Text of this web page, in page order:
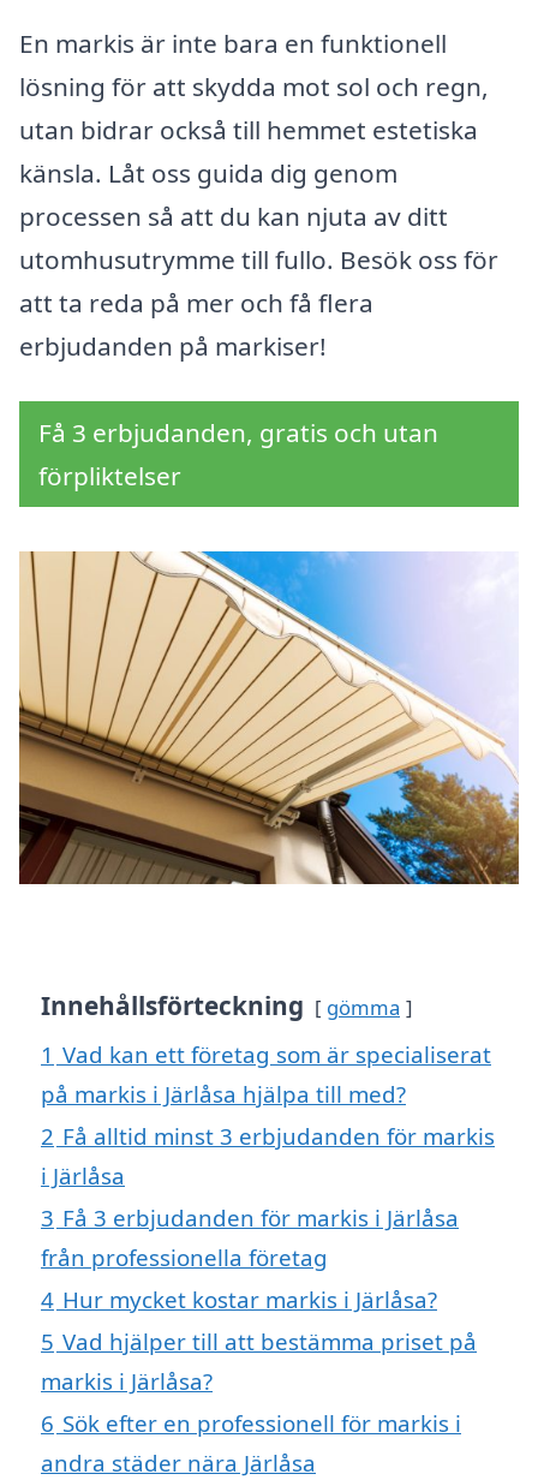
En markis är inte bara en funktionell
lösning för att skydda mot sol och regn,
utan bidrar också till hemmet estetiska
känsla. Låt oss guida dig genom
processen så att du kan njuta av ditt
utomhusutrymme till fullo. Besök oss för
att ta reda på mer och få flera
erbjudanden på markiser!
Få 3 erbjudanden, gratis och utan
förpliktelser
Innehållsförteckning gömma
1 Vad kan ett företag som är specialiserat
på markis i Järlåsa hjälpa till med?
2 Få alltid minst 3 erbjudanden för markis
i Järlåsa
3 Få 3 erbjudanden för markis i Järlåsa
från professionella företag
4 Hur mycket kostar markis i Järlåsa?
5 Vad hjälper till att bestämma priset på
markis i Järlåsa?
6 Sök efter en professionell för markis i
andra städer nära Järlåsa